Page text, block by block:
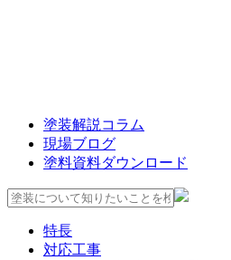
塗装解説コラム
現場ブログ
塗料資料ダウンロード
特長
対応工事